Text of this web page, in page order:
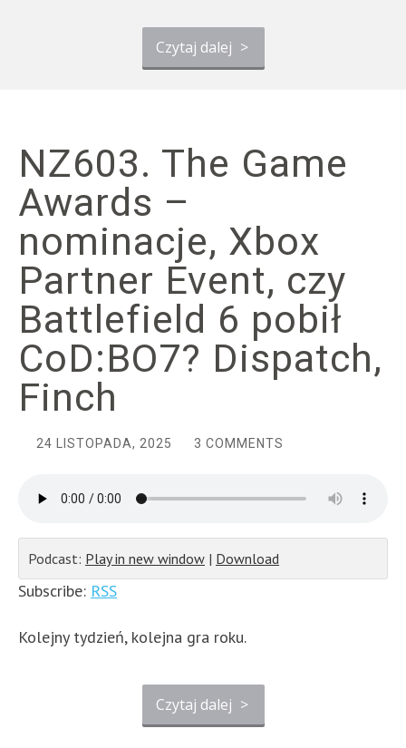
Czytaj dalej >
NZ603. The Game
Awards –
nominacje, Xbox
Partner Event, czy
Battlefield 6 pobił
CoD:BO7? Dispatch,
Finch
24 LISTOPADA, 2025 3 COMMENTS
Podcast: Play in new window | Download
Subscribe: RSS
Kolejny tydzień, kolejna gra roku.
Czytaj dalej >